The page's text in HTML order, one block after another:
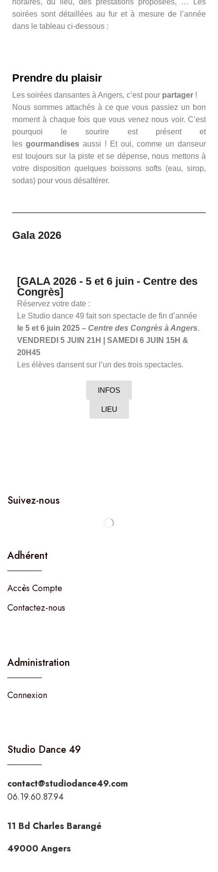
horaires, du lieu, des prestations proposées, … Les
soirées sont détaillées au fur et à mesure de l’année
dans le tableau ci-dessous :
Prendre du plaisir
Les soirées dansantes à Angers, c’est pour partager !
Nous sommes attachés à ce que vous passiez un bon
moment à chaque fois que vous venez nous voir. C’est
pourquoi le sourire est présent et
les gourmandises aussi ! Et oui, comme un danseur
est toujours sur la piste et se dépense, nous mettons à
votre disposition quelques boissons softs (eau, sirop,
sodas) pour vous désaltérer.
Gala 2026
[GALA 2026 - 5 et 6 juin - Centre des
Congrès]
Réservez votre date :
Le Studio dance 49 fait son spectacle de fin d’année
le 5 et 6 juin 2025 – Centre des Congrès à Angers.
VENDREDI 5 JUIN 21H | SAMEDI 6 JUIN 15H &
20H45
Les élèves dansent sur l’un des trois spectacles.
INFOS
LIEU
Suivez-nous
Adhérent
Accès Compte
Contactez-nous
Administration
Connexion
Studio Dance 49
contact@studiodance49.com
06.19.60.87.94
11 Bd Charles Barangé
49000 Angers